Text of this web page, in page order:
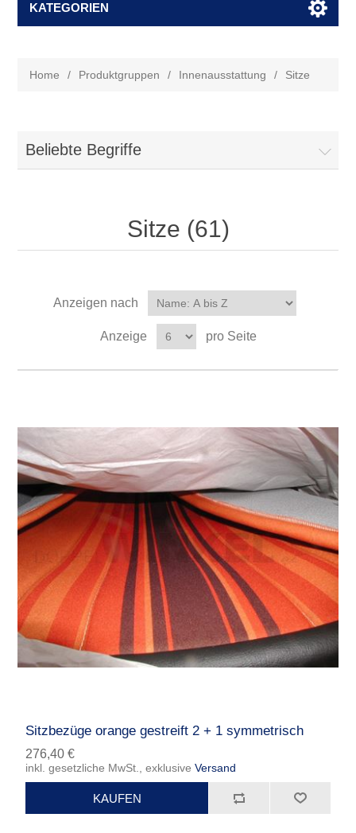
KATEGORIEN
Home / Produktgruppen / Innenausstattung / Sitze
Beliebte Begriffe
Sitze (61)
Anzeigen nach
Anzeige pro Seite
Sitzbezüge orange gestreift 2 + 1 symmetrisch
276,40 €
inkl. gesetzliche MwSt., exklusiveVersand